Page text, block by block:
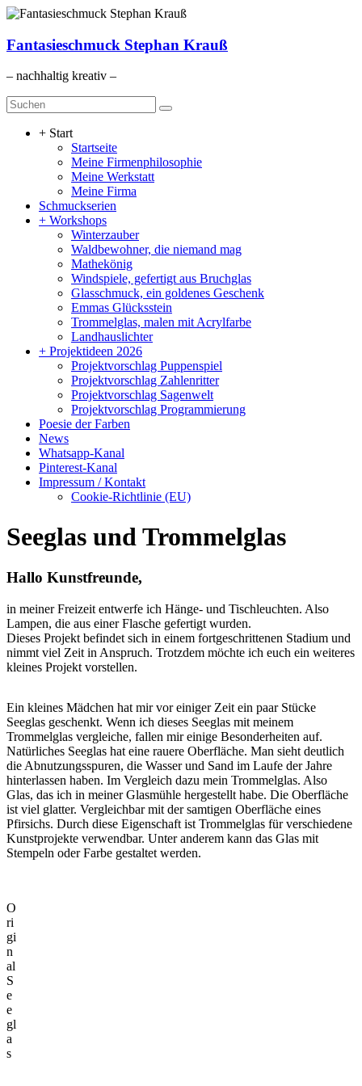
Zum
springen
Fantasieschmuck Stephan Krauß
– nachhaltig kreativ –
Menü
+ Start
Startseite
Meine Firmenphilosophie
Meine Werkstatt
Meine Firma
Schmuckserien
+ Workshops
Winterzauber
Waldbewohner, die niemand mag
Mathekönig
Windspiele, gefertigt aus Bruchglas
Glasschmuck, ein goldenes Geschenk
Emmas Glücksstein
Trommelglas, malen mit Acrylfarbe
Landhauslichter
+ Projektideen 2026
Projektvorschlag Puppenspiel
Projektvorschlag Zahlenritter
Projektvorschlag Sagenwelt
Projektvorschlag Programmierung
Poesie der Farben
News
Whatsapp-Kanal
Pinterest-Kanal
Impressum / Kontakt
Cookie-Richtlinie (EU)
Seeglas und Trommelglas
Hallo Kunstfreunde,
in meiner Freizeit entwerfe ich Hänge- und Tischleuchten. Also
Lampen, die aus einer Flasche gefertigt wurden.
Dieses Projekt befindet sich in einem fortgeschrittenen Stadium und
nimmt viel Zeit in Anspruch. Trotzdem möchte ich euch ein weiteres
kleines Projekt vorstellen.
Ein kleines Mädchen hat mir vor einiger Zeit ein paar Stücke
Seeglas geschenkt. Wenn ich dieses Seeglas mit meinem
Trommelglas vergleiche, fallen mir einige Besonderheiten auf.
Natürliches Seeglas hat eine rauere Oberfläche. Man sieht deutlich
die Abnutzungsspuren, die Wasser und Sand im Laufe der Jahre
hinterlassen haben. Im Vergleich dazu mein Trommelglas. Also
Glas, das ich in meiner Glasmühle hergestellt habe. Die Oberfläche
ist viel glatter. Vergleichbar mit der samtigen Oberfläche eines
Pfirsichs. Durch diese Eigenschaft ist Trommelglas für verschiedene
Kunstprojekte verwendbar. Unter anderem kann das Glas mit
Stempeln oder Farbe gestaltet werden.
O
ri
gi
n
al
S
e
e
gl
a
s